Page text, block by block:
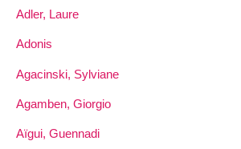
Adler, Laure
Adonis
Agacinski, Sylviane
Agamben, Giorgio
Aïgui, Guennadi